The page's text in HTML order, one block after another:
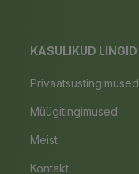
KASULIKUD LINGID
Privaatsustingimused
Müügitingimused
Meist
Kontakt